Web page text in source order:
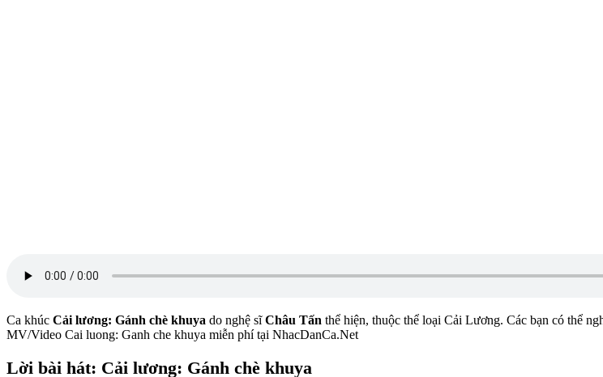
Ca khúc Cải lương: Gánh chè khuya do nghệ sĩChâu Tấn thể hiện, thuộc thể loại Cải Lương. Các bạn có thể
MV/Video Cai luong: Ganh che khuya miễn phí tại NhacDanCa.Net
Lời bài hát: Cải lương: Gánh chè khuya